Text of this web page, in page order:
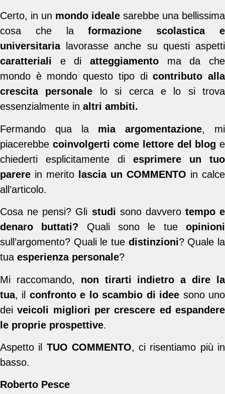
Certo, in un mondo ideale sarebbe una bellissima
cosa che laformazione scolastica e
universitarialavorasse anche su questi aspetti
caratteriali e diatteggiamento ma da che
mondo è mondo questo tipo dicontributo alla
crescita personale
lo si cerca e lo si trova
essenzialmente in altri ambiti.
Fermando qua la mia argomentazione, mi
piacerebbe coinvolgerti come lettore del blog e
chiederti esplicitamente di esprimere un tuo
parere in merito lascia un COMMENTO in calce
all’articolo.
Cosa ne pensi? Gli studi sono davverotempo e
denaro buttati? Quali sono le tueopinioni
sull’argomento? Quali le tue distinzioni? Quale la
tua esperienza personale?
Mi raccomando, non tirarti indietro a dire la
tua, il confronto e lo scambio di idee sono uno
deiveicoli migliori per crescere ed espandere
le proprie prospettive.
Aspetto il TUO COMMENTO, ci risentiamo più in
basso.
Roberto Pesce